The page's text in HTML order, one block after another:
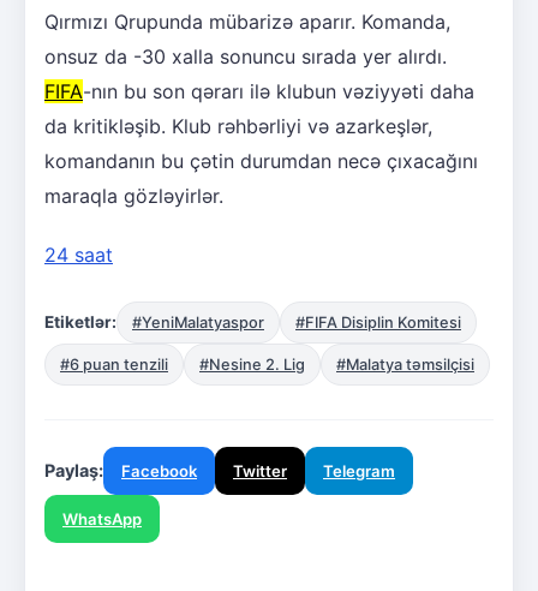
Qırmızı Qrupunda mübarizə aparır. Komanda,
onsuz da -30 xalla sonuncu sırada yer alırdı.
FIFA-nın bu son qərarı ilə klubun vəziyyəti daha
da kritikləşib. Klub rəhbərliyi və azarkeşlər,
komandanın bu çətin durumdan necə çıxacağını
maraqla gözləyirlər.
24 saat
Etiketlər: #YeniMalatyaspor #FIFA Disiplin Komitesi
#6 puan tenzili #Nesine 2. Lig #Malatya təmsilçisi
Paylaş: Facebook Twitter Telegram
WhatsApp